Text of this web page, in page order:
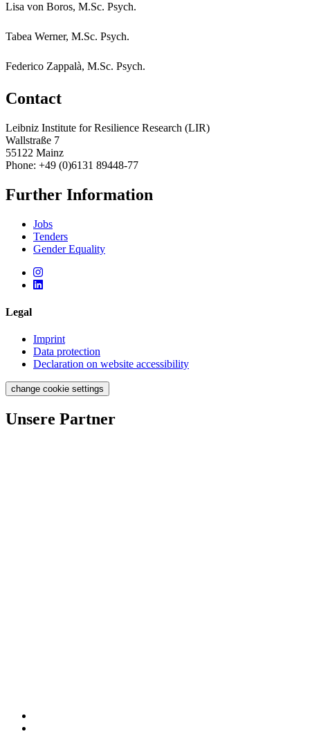
Lisa von Boros, M.Sc. Psych.
Tabea Werner, M.Sc. Psych.
Federico Zappalà, M.Sc. Psych.
Contact
Leibniz Institute for Resilience Research (LIR)
Wallstraße 7
55122 Mainz
Phone: +49 (0)6131 89448-77
Further Information
Jobs
Tenders
Gender Equality
Legal
Imprint
Data protection
Declaration on website accessibility
change cookie settings
Unsere Partner